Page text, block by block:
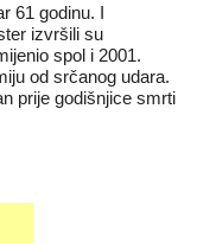
61 godinu. I
izvršili su
spol i 2001.
od srčanog udara.
prije godišnjice smrti